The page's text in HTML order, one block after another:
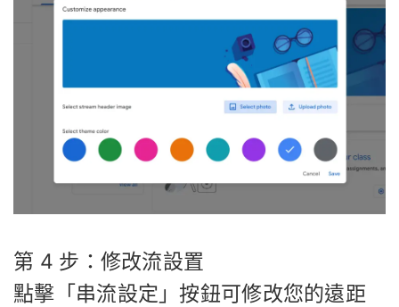
第 4 步：修改流設置
點擊「串流設定」按鈕可修改您的遠距